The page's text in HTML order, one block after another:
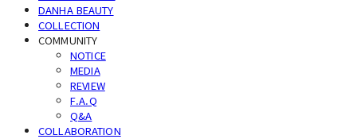
DANHA BEAUTY
COLLECTION
COMMUNITY
NOTICE
MEDIA
REVIEW
F.A.Q
Q&A
COLLABORATION